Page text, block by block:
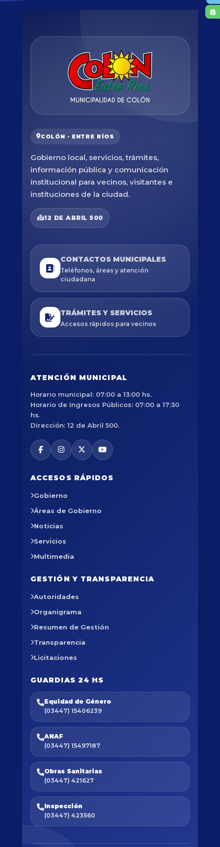
COLÓN · ENTRE RÍOS
Gobierno local, servicios, trámites,
información pública y comunicación
institucional para vecinos, visitantes e
instituciones de la ciudad.
12 DE ABRIL 500
CONTACTOS MUNICIPALES
Teléfonos, áreas y atención
ciudadana
TRÁMITES Y SERVICIOS
Accesos rápidos para vecinos
ATENCIÓN MUNICIPAL
Horario municipal: 07:00 a 13:00 hs.
Horario de Ingresos Públicos: 07:00 a 17:30
hs.
Dirección: 12 de Abril 500.
ACCESOS RÁPIDOS
Gobierno
Áreas de Gobierno
Noticias
Servicios
Multimedia
GESTIÓN Y TRANSPARENCIA
Autoridades
Organigrama
Resumen de Gestión
Transparencia
Licitaciones
GUARDIAS 24 HS
Equidad de Género
(03447) 15406239
ANAF
(03447) 15497187
Obras Sanitarias
(03447) 421627
Inspección
(03447) 423560